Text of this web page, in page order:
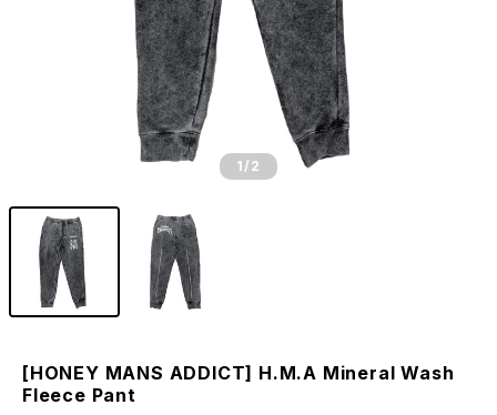
1 /2
[HONEY MANS ADDICT] H.M.A Mineral Wash
Fleece Pant